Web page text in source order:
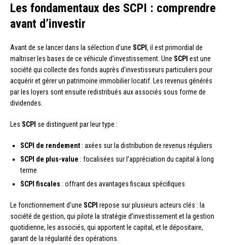
Les fondamentaux des SCPI : comprendre
avant d’investir
Avant de se lancer dans la sélection d’une SCPI , il est primordial de
maîtriser les bases de ce véhicule d’investissement. Une SCPI est une
société qui collecte des fonds auprès d’investisseurs particuliers pour
acquérir et gérer un patrimoine immobilier locatif. Les revenus générés
par les loyers sont ensuite redistribués aux associés sous forme de
dividendes.
Les SCPI se distinguent par leur type :
SCPI de rendement : axées sur la distribution de revenus réguliers
SCPI de plus-value : focalisées sur l’appréciation du capital à long
terme
SCPI fiscales : offrant des avantages fiscaux spécifiques
Le fonctionnement d’une SCPI repose sur plusieurs acteurs clés : la
société de gestion, qui pilote la stratégie d’investissement et la gestion
quotidienne, les associés, qui apportent le capital, et le dépositaire,
garant de la régularité des opérations.